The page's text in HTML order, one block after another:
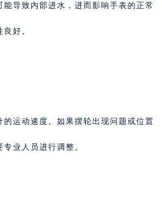
导致内部进水，进而影响手表的正常
好。
运动速度。如果摆轮出现问题或位置
业人员进行调整。